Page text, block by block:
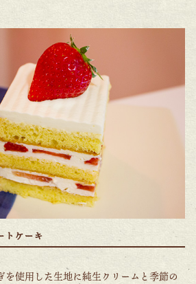
トケーキ
を使用した生地に純生クリームと季節の